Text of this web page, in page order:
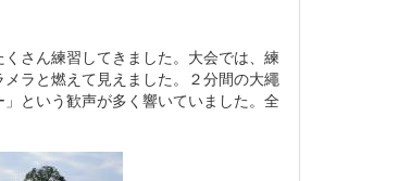
さん練習してきました。大会では、練
ラと燃えて見えました。２分間の大繩
という歓声が多く響いていました。全